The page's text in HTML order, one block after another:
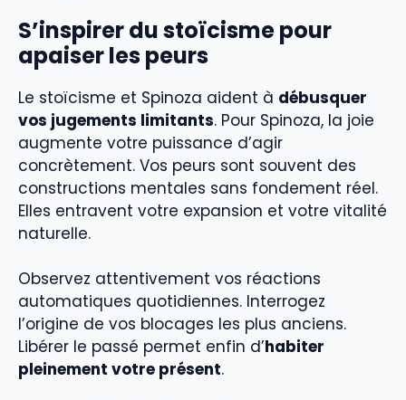
S’inspirer du stoïcisme pour
apaiser les peurs
Le stoïcisme et Spinoza aident à débusquer
vos jugements limitants. Pour Spinoza, la joie
augmente votre puissance d’agir
concrètement. Vos peurs sont souvent des
constructions mentales sans fondement réel.
Elles entravent votre expansion et votre vitalité
naturelle.
Observez attentivement vos réactions
automatiques quotidiennes. Interrogez
l’origine de vos blocages les plus anciens.
Libérer le passé permet enfin d’habiter
pleinement votre présent.